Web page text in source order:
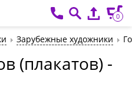
0
Зарубежные художники
(плакатов) -